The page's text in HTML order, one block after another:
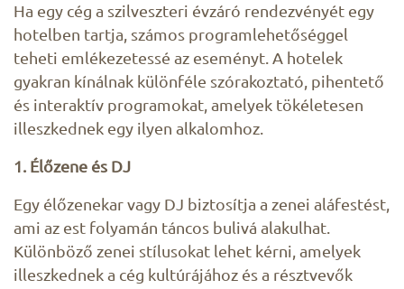
Ha egy cég a szilveszteri évzáró rendezvényét egy
hotelben tartja, számos programlehetőséggel
teheti emlékezetessé az eseményt. A hotelek
gyakran kínálnak különféle szórakoztató, pihentető
és interaktív programokat, amelyek tökéletesen
illeszkednek egy ilyen alkalomhoz.
1. Élőzene és DJ
Egy élőzenekar vagy DJ biztosítja a zenei aláfestést,
ami az est folyamán táncos bulivá alakulhat.
Különböző zenei stílusokat lehet kérni, amelyek
illeszkednek a cég kultúrájához és a résztvevők